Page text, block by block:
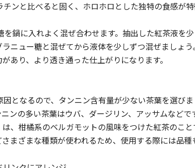
ンと比べると固く、ホロホロとした独特の食感が特
鍋に入れよく混ぜ合わせます。抽出した紅茶液を
ニュー糖と混ぜてから液体を少しずつ混ぜましょ
あり、より透き通った仕上がりになります。
となるので、タンニン含有量が少ない茶葉を選び
ンの多い茶葉はウバ、ダージリン、アッサムなどで
、柑橘系のベルガモットの風味をつけた紅茶のこ
まざまな種類が使われるため、使用する際には品種